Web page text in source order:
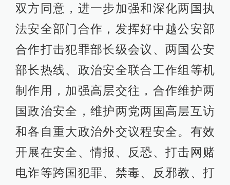
双方同意，进一步加强和深化两国执
法安全部门合作，发挥好中越公安部
合作打击犯罪部长级会议、两国公安
部长热线、政治安全联合工作组等机
制作用，加强高层交往，合作维护两
国政治安全，维护两党两国高层互访
和各自重大政治外交议程安全。有效
开展在安全、情报、反恐、打击网赌
电诈等跨国犯罪、禁毒、反邪教、打